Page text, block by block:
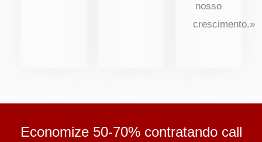
nosso
crescimento.»
Economize 50-70% contratando call